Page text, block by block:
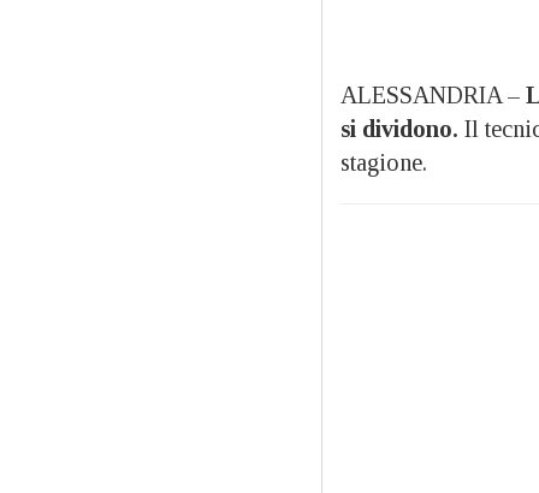
ALESSANDRIA –
si dividono. Il
stagione.